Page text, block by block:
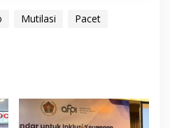
Mutilasi Pacet